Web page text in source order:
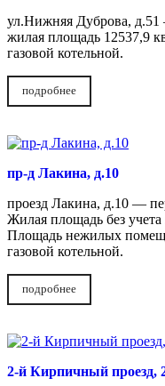
ул.Нижняя Дуброва,
жилая площадь 12537,9
газовой котельной.
подробнее
пр-д Лакина, д.10
проезд Лакина, д.10 —
Жилая площадь без
Площадь нежилых
газовой котельной.
подробнее
2-й Кирпичный проезд,